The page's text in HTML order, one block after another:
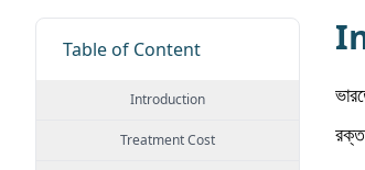
Table of Content
Introduction
Treatment Cost